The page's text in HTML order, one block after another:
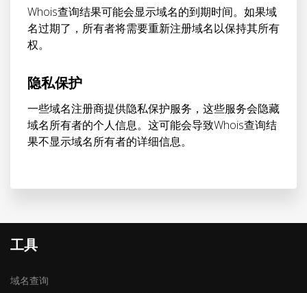
Whois查询结果可能会显示域名的到期时间。如果域
名过期了，所有者将需要重新注册域名以保持其所有
权。
隐私保护
一些域名注册商提供隐私保护服务，这些服务会隐藏
域名所有者的个人信息。这可能会导致Whois查询结
果不显示域名所有者的详细信息。
工具
域名查询